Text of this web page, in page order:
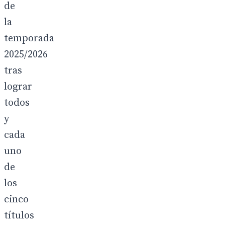
de
la
temporada
2025/2026
tras
lograr
todos
y
cada
uno
de
los
cinco
títulos